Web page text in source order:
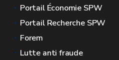
Portail Économie SPW
Portail Recherche SPW
Forem
Lutte anti fraude